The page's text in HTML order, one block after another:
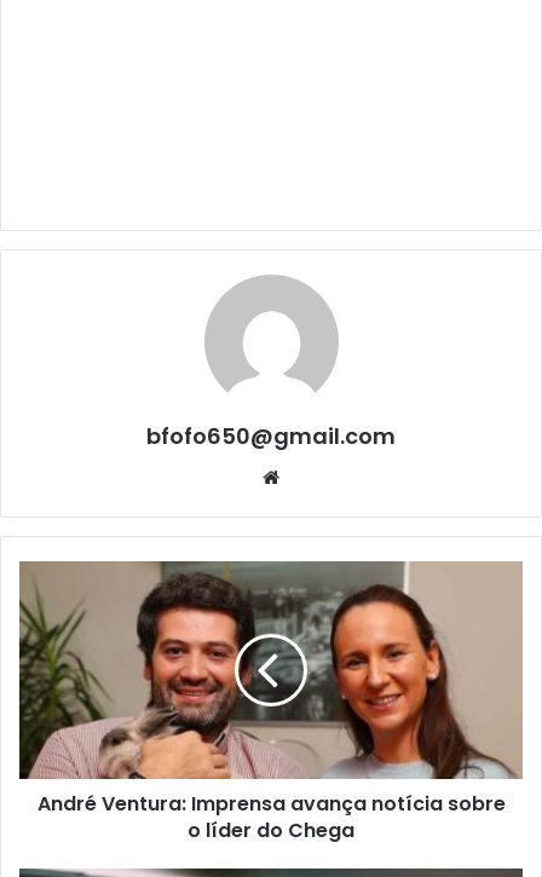
bfofo650@gmail.com
Website
André Ventura: Imprensa avança notícia sobre
o líder do Chega